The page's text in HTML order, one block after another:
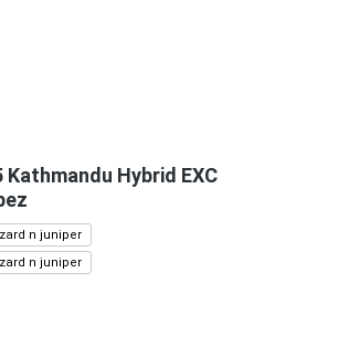
Kathmandu Hybrid EXC
n juniper
n juniper